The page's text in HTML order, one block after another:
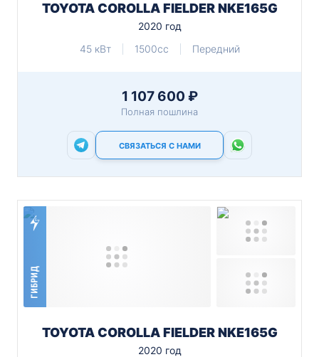
TOYOTA COROLLA FIELDER NKE165G
2020 год
45 кВт
1500cc Передний
1 107 600 ₽
Полная пошлина
СВЯЗАТЬСЯ С НАМИ
ГИБРИД
TOYOTA COROLLA FIELDER NKE165G
2020 год